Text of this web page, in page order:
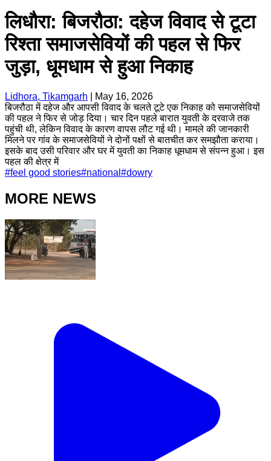
लिधौरा: बिजरौठा: दहेज विवाद से टूटा
रिश्ता समाजसेवियों की पहल से फिर
जुड़ा, धूमधाम से हुआ निकाह
Lidhora, Tikamgarh
May 16, 2026
बिजरौठा में दहेज और आपसी विवाद के चलते टूटे एक निकाह को समाजसेवियों
की पहल ने फिर से जोड़ दिया। चार दिन पहले बारात युवती के दरवाजे तक
पहुंची थी, लेकिन विवाद के कारण वापस लौट गई थी। मामले की जानकारी
मिलने पर गांव के समाजसेवियों ने दोनों पक्षों से बातचीत कर समझौता कराया।
इसके बाद उसी परिवार और घर में युवती का निकाह धूमधाम से संपन्न हुआ। इस
पहल की क्षेत्र में
#feel good stories#national #dowry
MORE NEWS